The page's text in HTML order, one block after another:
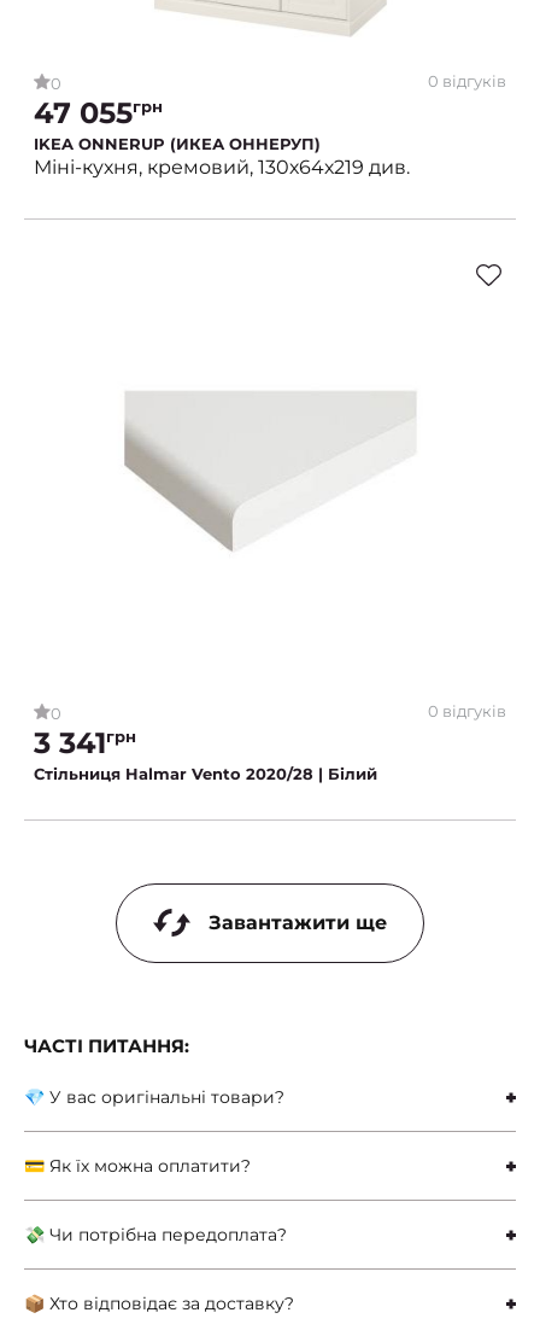
0 0 відгуків
47 055грн
IKEA ONNERUP (ИКЕА ОННЕРУП)
Міні-кухня, кремовий, 130х64х219 див.
0 0 відгуків
3 341грн
Стільниця Halmar Vento 2020/28 | Білий
Завантажити ще
ЧАСТІ ПИТАННЯ:
💎 У вас оригінальні товари?
💳 Як їх можна оплатити?
💸 Чи потрібна передоплата?
📦 Хто відповідає за доставку?